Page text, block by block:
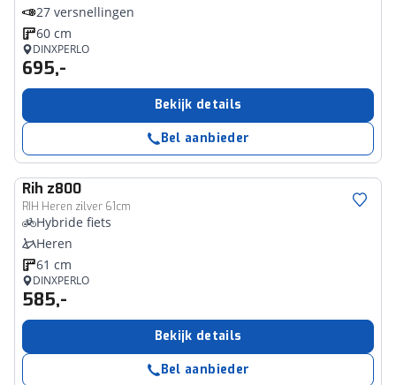
27 versnellingen
60 cm
DINXPERLO
695,-
Bekijk details
Bel aanbieder
Rih z800
RIH Heren zilver 61cm
Hybride fiets
Heren
61 cm
DINXPERLO
585,-
Bekijk details
Bel aanbieder